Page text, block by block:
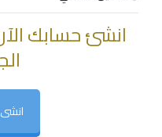
انشئ حسابك